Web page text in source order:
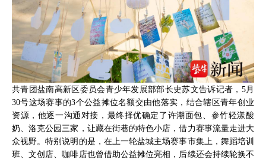
共青团盐南高新区委员会青少年发展部部长史苏文告诉记者，5月
30号这场赛事的3个公益摊位名额交由他落实，结合辖区青年创业
资源，他逐一沟通对接，最终择优确定了许潮面包、参竹轻漾酸
奶、洛克公园三家，让藏在街巷的特色小店，借力赛事流量走进大
众视野。特别说明的是，在上一轮盐城主场赛事市集上，舞蹈培训
班、文创店、咖啡店也曾借助公益摊位亮相，后续还会持续轮换不